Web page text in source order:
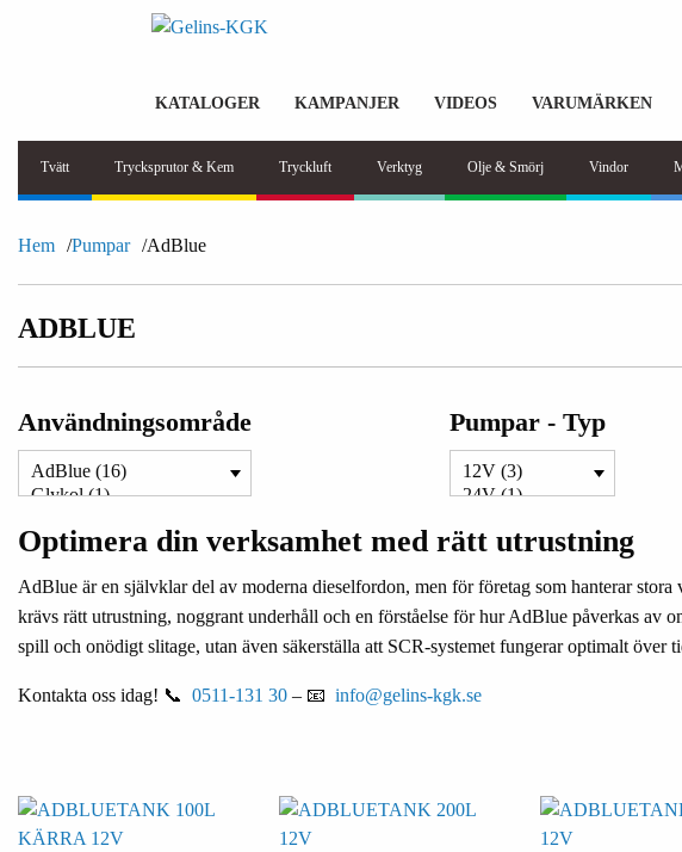
KATALOGER KAMPANJER VIDEOS VARUMÄRKEN
Tvätt Trycksprutor & Kem Tryckluft Verktyg Olje & Smörj Vindor
Hem Pumpar AdBlue
ADBLUE
Användningsområde Pumpar - Typ
Optimera din verksamhet med rätt utrustning
AdBlue är en självklar del av moderna dieselfordon, men för företag som hanterar
krävs rätt utrustning, noggrant underhåll och en förståelse för hur AdBlue påverkas av
spill och onödigt slitage, utan även säkerställa att SCR-systemet fungerar optimalt över
Kontakta oss idag! 📞 0511-131 30 – 📧 info@gelins-kgk.se